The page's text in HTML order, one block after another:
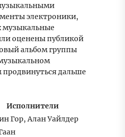
электроники,
оценены публикой
альбом группы
дальше
Исполнители
Гор, Алан Уайлдер